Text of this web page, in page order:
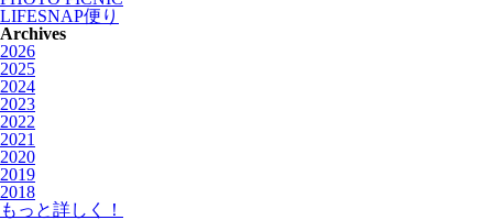
LIFESNAP便り
Archives
2026
2025
2024
2023
2022
2021
2020
2019
2018
もっと詳しく！